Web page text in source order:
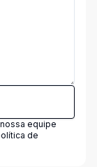
equipe
de